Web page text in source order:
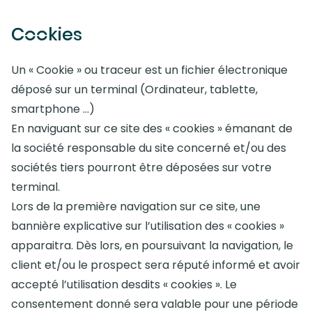
Cookies
Un « Cookie » ou traceur est un fichier électronique
déposé sur un terminal (Ordinateur, tablette,
smartphone …)
En naviguant sur ce site des « cookies » émanant de
la société responsable du site concerné et/ou des
sociétés tiers pourront être déposées sur votre
terminal.
Lors de la première navigation sur ce site, une
bannière explicative sur l’utilisation des « cookies »
apparaitra. Dès lors, en poursuivant la navigation, le
client et/ou le prospect sera réputé informé et avoir
accepté l’utilisation desdits « cookies ». Le
consentement donné sera valable pour une période